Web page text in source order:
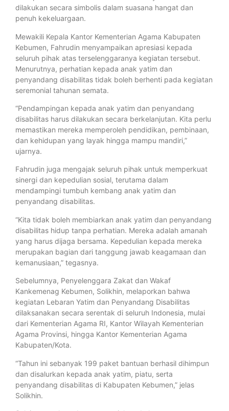
dilakukan secara simbolis dalam suasana hangat dan
penuh kekeluargaan.
Mewakili Kepala Kantor Kementerian Agama Kabupaten
Kebumen, Fahrudin menyampaikan apresiasi kepada
seluruh pihak atas terselenggaranya kegiatan tersebut.
Menurutnya, perhatian kepada anak yatim dan
penyandang disabilitas tidak boleh berhenti pada kegiatan
seremonial tahunan semata.
“Pendampingan kepada anak yatim dan penyandang
disabilitas harus dilakukan secara berkelanjutan. Kita perlu
memastikan mereka memperoleh pendidikan, pembinaan,
dan kehidupan yang layak hingga mampu mandiri,”
ujarnya.
Fahrudin juga mengajak seluruh pihak untuk memperkuat
sinergi dan kepedulian sosial, terutama dalam
mendampingi tumbuh kembang anak yatim dan
penyandang disabilitas.
“Kita tidak boleh membiarkan anak yatim dan penyandang
disabilitas hidup tanpa perhatian. Mereka adalah amanah
yang harus dijaga bersama. Kepedulian kepada mereka
merupakan bagian dari tanggung jawab keagamaan dan
kemanusiaan,” tegasnya.
Sebelumnya, Penyelenggara Zakat dan Wakaf
Kankemenag Kebumen, Solikhin, melaporkan bahwa
kegiatan Lebaran Yatim dan Penyandang Disabilitas
dilaksanakan secara serentak di seluruh Indonesia, mulai
dari Kementerian Agama RI, Kantor Wilayah Kementerian
Agama Provinsi, hingga Kantor Kementerian Agama
Kabupaten/Kota.
“Tahun ini sebanyak 199 paket bantuan berhasil dihimpun
dan disalurkan kepada anak yatim, piatu, serta
penyandang disabilitas di Kabupaten Kebumen,” jelas
Solikhin.